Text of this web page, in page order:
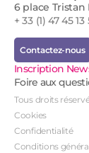
6 place Tristan
+ 33 (1) 47 45 13
Contactez-nous
Inscription
Foire aux
Tous droits
Cookies
Confidentialité
Conditions